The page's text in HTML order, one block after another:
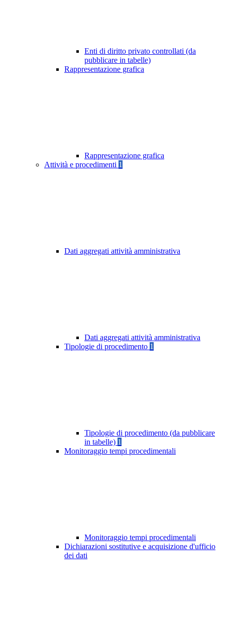
Enti di diritto privato controllati (da
pubblicare in tabelle)
Rappresentazione grafica
Rappresentazione grafica
Attività e procedimenti 1
Dati aggregati attività amministrativa
Dati aggregati attività amministrativa
Tipologie di procedimento 1
Tipologie di procedimento (da pubblicare
in tabelle) 1
Monitoraggio tempi procedimentali
Monitoraggio tempi procedimentali
Dichiarazioni sostitutive e acquisizione d'ufficio
dei dati